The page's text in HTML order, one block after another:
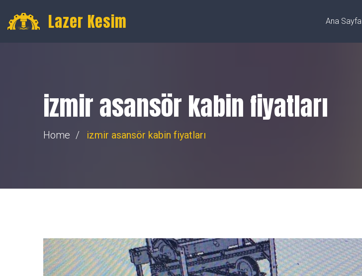
Lazer Kesim Ana Sayfa
izmir asansör kabin fiyatları
Home izmir asansör kabin fiyatları